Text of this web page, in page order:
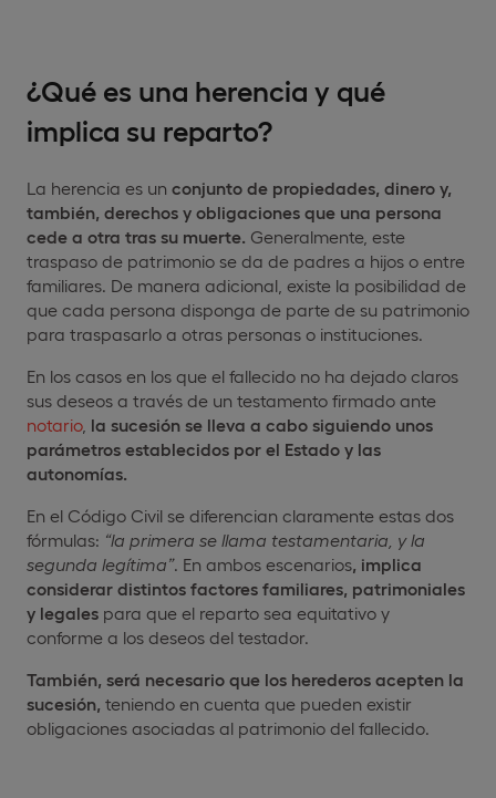
¿Qué es una herencia y qué
implica su reparto?
La herencia es un conjunto de propiedades, dinero y,
también, derechos y obligaciones que una persona
cede a otra tras su muerte. Generalmente, este
traspaso de patrimonio se da de padres a hijos o entre
familiares. De manera adicional, existe la posibilidad de
que cada persona disponga de parte de su patrimonio
para traspasarlo a otras personas o instituciones.
En los casos en los que el fallecido no ha dejado claros
sus deseos a través de un testamento firmado ante
notario, la sucesión se lleva a cabo siguiendo unos
parámetros establecidos por el Estado y las
autonomías.
En el Código Civil se diferencian claramente estas dos
fórmulas: “la primera se llama testamentaria, y la
segunda legítima”. En ambos escenarios , implica
considerar distintos factores familiares, patrimoniales
y legales para que el reparto sea equitativo y
conforme a los deseos del testador.
También, será necesario que los herederos acepten la
sucesión, teniendo en cuenta que pueden existir
obligaciones asociadas al patrimonio del fallecido.